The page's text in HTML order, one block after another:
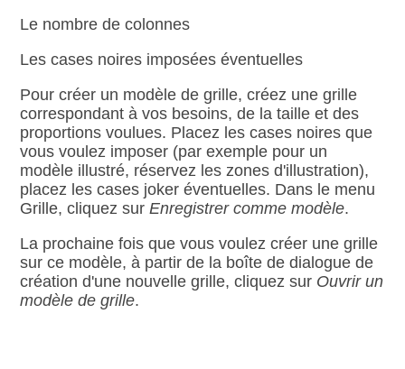
Le nombre de colonnes
Les cases noires imposées éventuelles
Pour créer un modèle de grille, créez une grille
correspondant à vos besoins, de la taille et des
proportions voulues. Placez les cases noires que
vous voulez imposer (par exemple pour un
modèle illustré, réservez les zones d'illustration),
placez les cases joker éventuelles. Dans le menu
Grille, cliquez surEnregistrer comme modèle.
La prochaine fois que vous voulez créer une grille
sur ce modèle, à partir de la boîte de dialogue de
création d'une nouvelle grille, cliquez sur Ouvrir un
modèle de grille.